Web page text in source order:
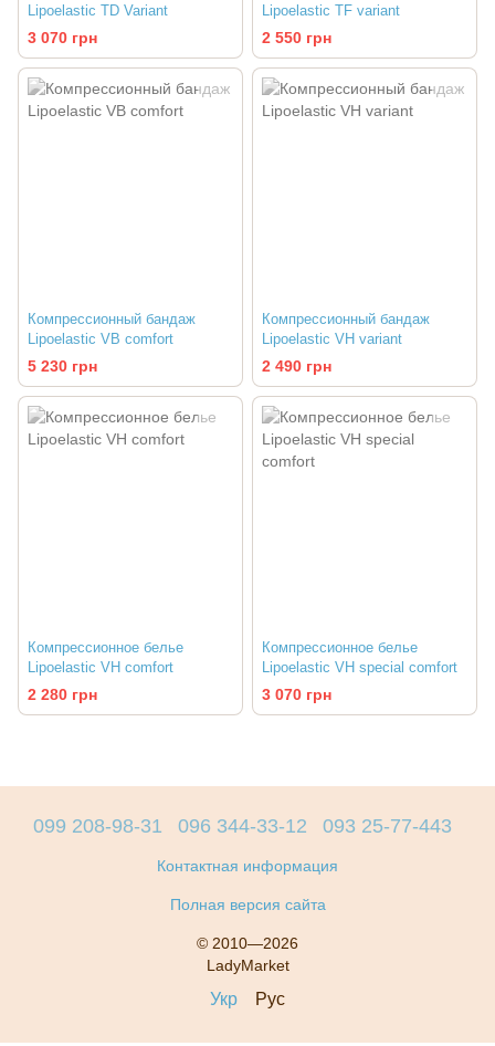
Lipoelastic TD Variant
3 070 грн
Lipoelastic TF variant
2 550 грн
Компрессионный бандаж
Lipoelastic VB comfort
5 230 грн
Компрессионный бандаж
Lipoelastic VH variant
2 490 грн
Компрессионное белье
Lipoelastic VH comfort
2 280 грн
Компрессионное белье
Lipoelastic VH special comfort
3 070 грн
099 208-98-31 096 344-33-12 093 25-77-443
Контактная информация
Полная версия сайта
© 2010—2026
LadyMarket
Укр Рус